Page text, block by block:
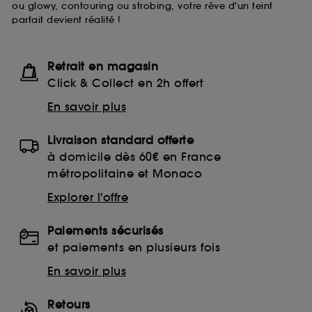
ou glowy, contouring ou strobing, votre rêve d'un teint
parfait devient réalité !
Retrait en magasin
Click & Collect en 2h offert
En savoir plus
Livraison standard offerte
à domicile dès 60€ en France
métropolitaine et Monaco
Explorer l'offre
Paiements sécurisés
et paiements en plusieurs fois
En savoir plus
Retours
moment choisir de retirer votrte consentement. Si vous
souhaitez obtenir plus d'information sur les cookies